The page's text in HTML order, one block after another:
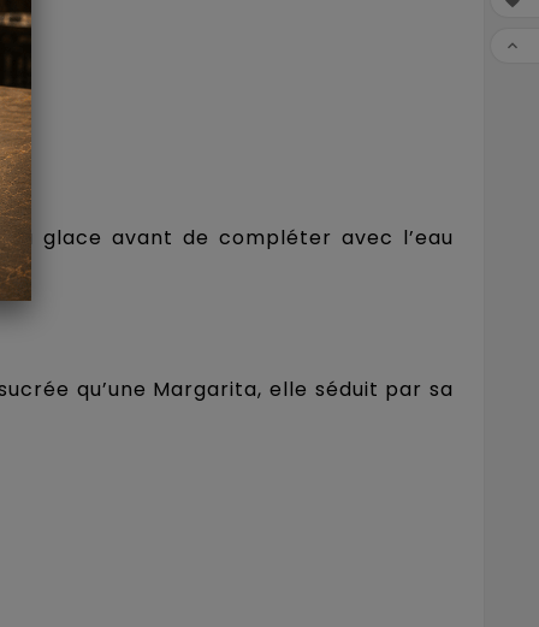
glace avant de compléter avec l’eau
qu’une Margarita, elle séduit par sa
